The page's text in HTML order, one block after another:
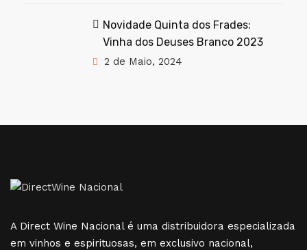
Novidade Quinta dos Frades:
Vinha dos Deuses Branco 2023
2 de Maio, 2024
A Direct Wine Nacional é uma distribuidora especializada
em vinhos e espirituosas, em exclusivo nacional,